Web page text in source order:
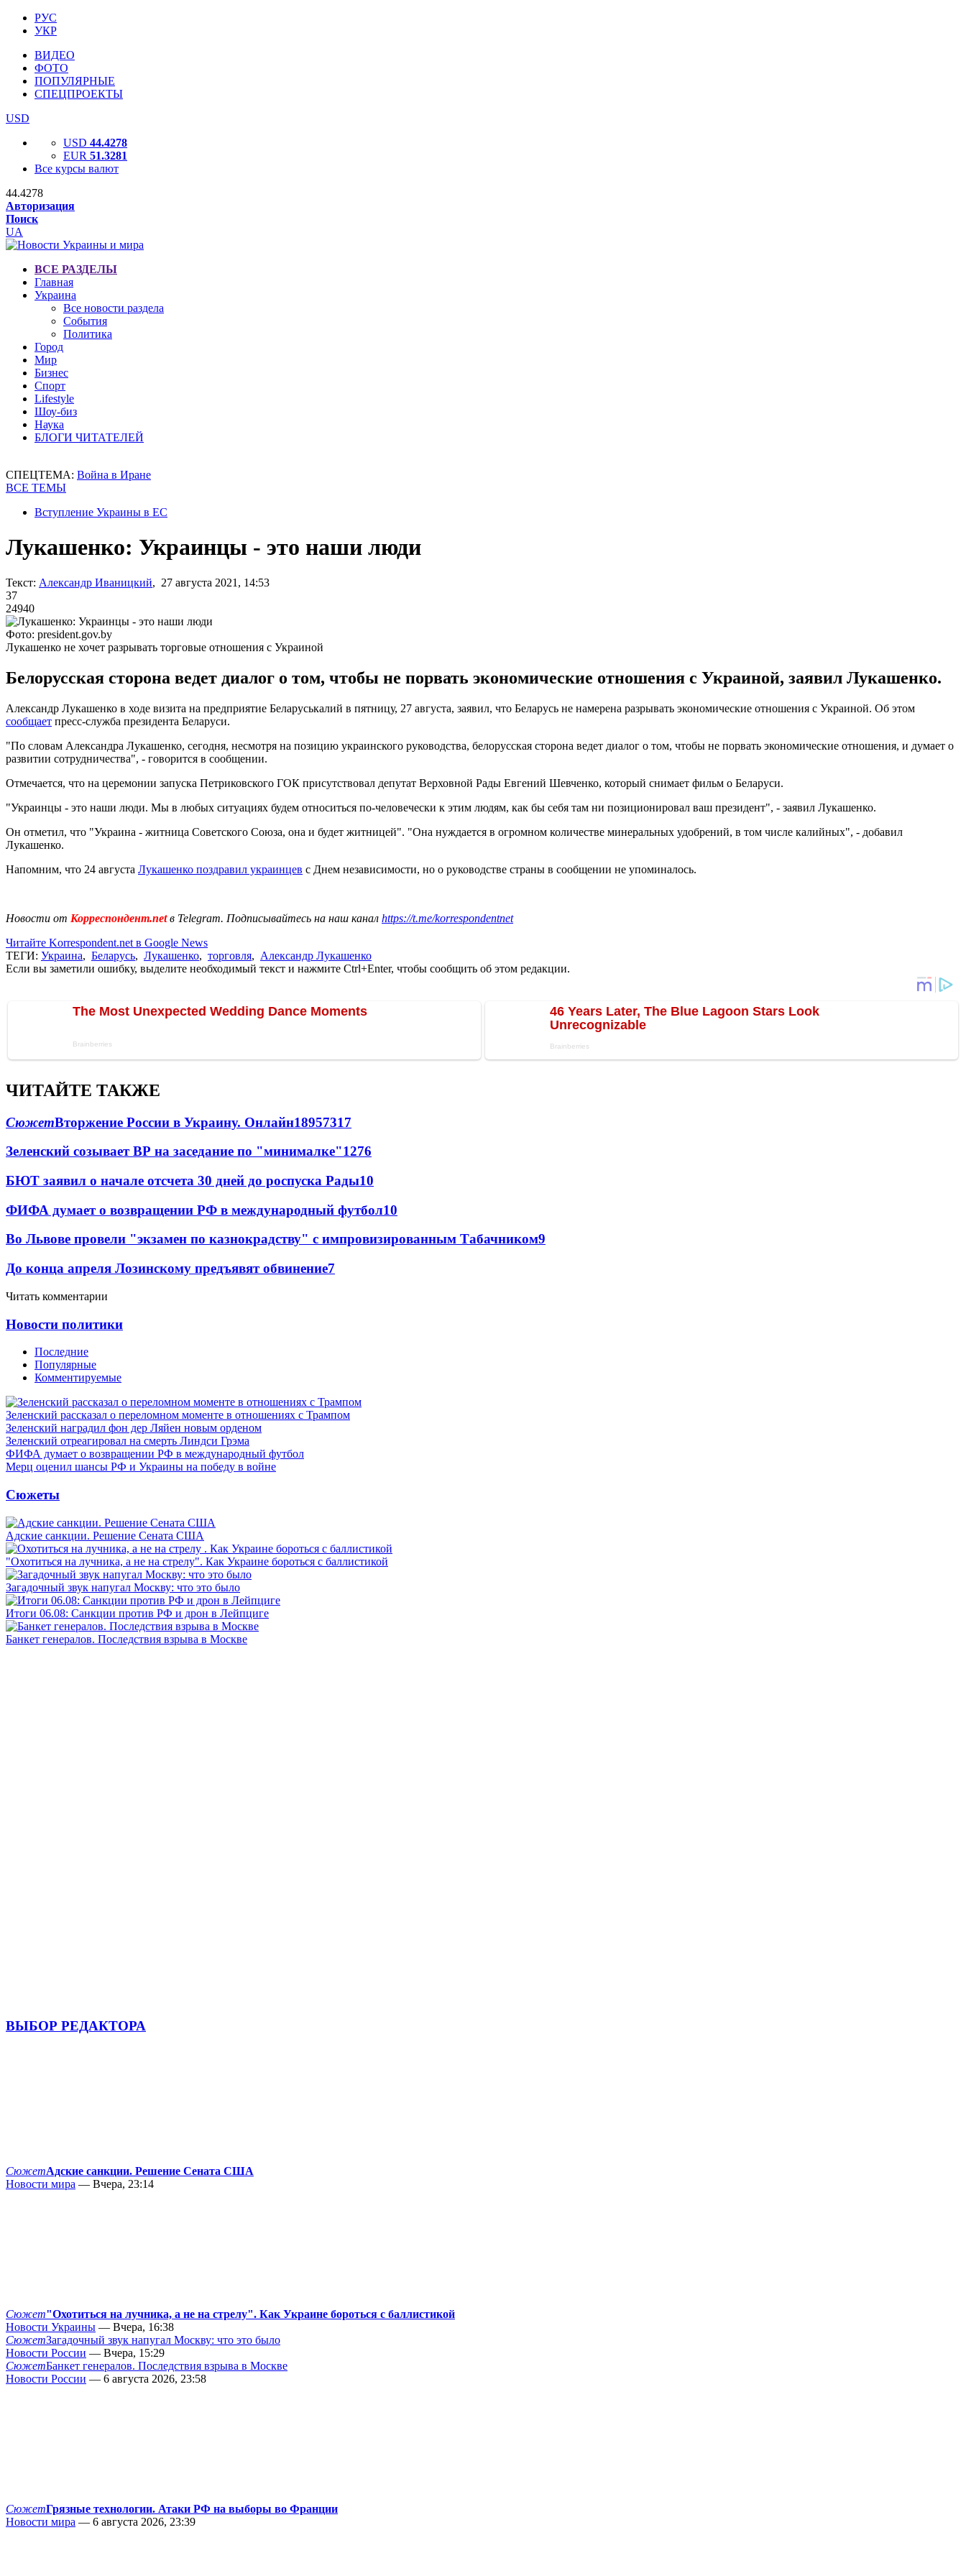
РУС
УКР
ВИДЕО
ФОТО
ПОПУЛЯРНЫЕ
СПЕЦПРОЕКТЫ
USD
USD 44.4278
EUR 51.3281
Все курсы валют
44.4278
Авторизация
Поиск
UA
ВСЕ РАЗДЕЛЫ
Главная
Украина
Все новости раздела
События
Политика
Город
Мир
Бизнес
Спорт
Lifestyle
Шоу-биз
Наука
БЛОГИ ЧИТАТЕЛЕЙ
СПЕЦТЕМА: Война в Иране
ВСЕ ТЕМЫ
Вступление Украины в ЕС
Лукашенко: Украинцы - это наши люди
Текст: Александр Иваницкий, 27 августа 2021, 14:53
37
24940
Фото: president.gov.by
Лукашенко не хочет разрывать торговые отношения с Украиной
Белорусская сторона ведет диалог о том, чтобы не порвать экономические отношения с Украиной, заявил Лукашенко.
Александр Лукашенко в ходе визита на предприятие Беларуськалий в пятницу, 27 августа, заявил, что Беларусь не намерена разрывать экономические отношения с Украиной. Об этом
сообщает пресс-служба президента Беларуси.
"По словам Александра Лукашенко, сегодня, несмотря на позицию украинского руководства, белорусская сторона ведет диалог о том, чтобы не порвать экономические отношения, и думает о
развитии сотрудничества", - говорится в сообщении.
Отмечается, что на церемонии запуска Петриковского ГОК присутствовал депутат Верховной Рады Евгений Шевченко, который снимает фильм о Беларуси.
"Украинцы - это наши люди. Мы в любых ситуациях будем относиться по-человечески к этим людям, как бы себя там ни позиционировал ваш президент", - заявил Лукашенко.
Он отметил, что "Украина - житница Советского Союза, она и будет житницей". "Она нуждается в огромном количестве минеральных удобрений, в том числе калийных", - добавил
Лукашенко.
Напомним, что 24 августа Лукашенко поздравил украинцев с Днем независимости, но о руководстве страны в сообщении не упоминалось.
Новости от Корреспондент.netв Telegram. Подписывайтесь на наш канал https://t.me/korrespondentnet
Читайте Korrespondent.net в Google News
ТЕГИ: Украина, Беларусь, Лукашенко, торговля, Александр Лукашенко
Если вы заметили ошибку, выделите необходимый текст и нажмите Ctrl+Enter, чтобы сообщить об этом редакции.
ЧИТАЙТЕ ТАКЖЕ
СюжетВторжение России в Украину. Онлайн18957317
Зеленский созывает ВР на заседание по "минималке"1276
БЮТ заявил о начале отсчета 30 дней до роспуска Рады10
ФИФА думает о возвращении РФ в международный футбол10
Во Львове провели "экзамен по казнокрадству" с импровизированным Табачником9
До конца апреля Лозинскому предъявят обвинение7
Читать комментарии
Новости политики
Последние
Популярные
Комментируемые
Зеленский рассказал о переломном моменте в отношениях с Трампом
Зеленский наградил фон дер Ляйен новым орденом
Зеленский отреагировал на смерть Линдси Грэма
ФИФА думает о возвращении РФ в международный футбол
Мерц оценил шансы РФ и Украины на победу в войне
Сюжеты
Адские санкции. Решение Сената США
"Охотиться на лучника, а не на стрелу". Как Украине бороться с баллистикой
Загадочный звук напугал Москву: что это было
Итоги 06.08: Санкции против РФ и дрон в Лейпциге
Банкет генералов. Последствия взрыва в Москве
ВЫБОР РЕДАКТОРА
СюжетАдские санкции. Решение Сената США
Новости мира — Вчера, 23:14
Сюжет"Охотиться на лучника, а не на стрелу". Как Украине бороться с баллистикой
Новости Украины — Вчера, 16:38
СюжетЗагадочный звук напугал Москву: что это было
Новости России — Вчера, 15:29
СюжетБанкет генералов. Последствия взрыва в Москве
Новости России — 6 августа 2026, 23:58
СюжетГрязные технологии. Атаки РФ на выборы во Франции
Новости мира — 6 августа 2026, 23:39